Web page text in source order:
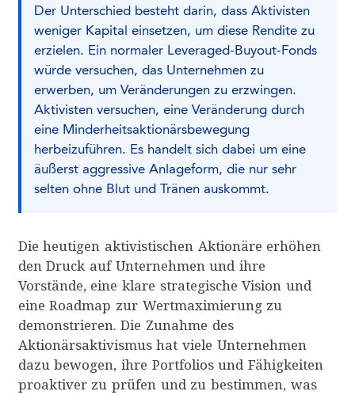
Der Unterschied besteht darin, dass Aktivisten
weniger Kapital einsetzen, um diese Rendite zu
erzielen. Ein normaler Leveraged-Buyout-Fonds
würde versuchen, das Unternehmen zu
erwerben, um Veränderungen zu erzwingen.
Aktivisten versuchen, eine Veränderung durch
eine Minderheitsaktionärsbewegung
herbeizuführen. Es handelt sich dabei um eine
äußerst aggressive Anlageform, die nur sehr
selten ohne Blut und Tränen auskommt.
Die heutigen aktivistischen Aktionäre erhöhen
den Druck auf Unternehmen und ihre
Vorstände, eine klare strategische Vision und
eine Roadmap zur Wertmaximierung zu
demonstrieren. Die Zunahme des
Aktionärsaktivismus hat viele Unternehmen
dazu bewogen, ihre Portfolios und Fähigkeiten
proaktiver zu prüfen und zu bestimmen, was